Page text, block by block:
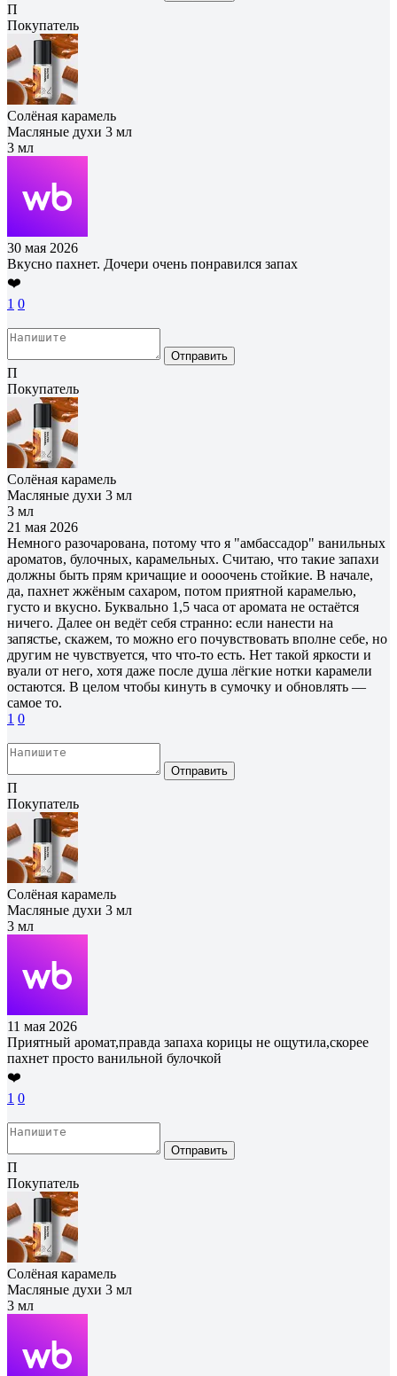
П
Покупатель
Солёная карамель
Масляные духи 3 мл
3 мл
30 мая 2026
Вкусно пахнет. Дочери очень понравился запах
❤️
1 0
Отправить
П
Покупатель
Солёная карамель
Масляные духи 3 мл
3 мл
21 мая 2026
Немного разочарована, потому что я "амбассадор" ванильных
ароматов, булочных, карамельных. Считаю, что такие запахи
должны быть прям кричащие и оооочень стойкие. В начале,
да, пахнет жжёным сахаром, потом приятной карамелью,
густо и вкусно. Буквально 1,5 часа от аромата не остаётся
ничего. Далее он ведёт себя странно: если нанести на
запястье, скажем, то можно его почувствовать вполне себе, но
другим не чувствуется, что что-то есть. Нет такой яркости и
вуали от него, хотя даже после душа лёгкие нотки карамели
остаются. В целом чтобы кинуть в сумочку и обновлять —
самое то.
1 0
Отправить
П
Покупатель
Солёная карамель
Масляные духи 3 мл
3 мл
11 мая 2026
Приятный аромат,правда запаха корицы не ощутила,скорее
пахнет просто ванильной булочкой
❤️
1 0
Отправить
П
Покупатель
Солёная карамель
Масляные духи 3 мл
3 мл